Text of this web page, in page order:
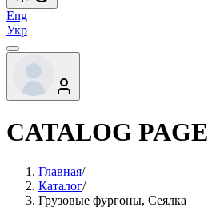
Eng
Укр
CATALOG PAGE
Главная/
Каталог/
Грузовые фургоны, Сеялка